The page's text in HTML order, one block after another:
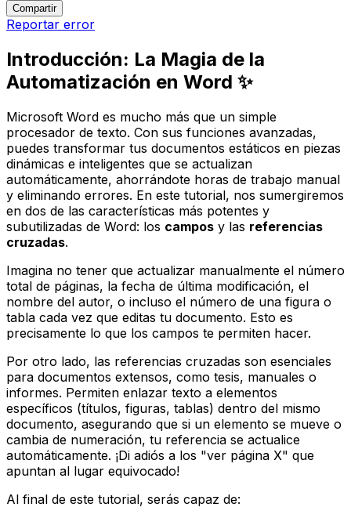
Compartir
Reportar error
Introducción: La Magia de la
Automatización en Word ✨
Microsoft Word es mucho más que un simple
procesador de texto. Con sus funciones avanzadas,
puedes transformar tus documentos estáticos en piezas
dinámicas e inteligentes que se actualizan
automáticamente, ahorrándote horas de trabajo manual
y eliminando errores. En este tutorial, nos sumergiremos
en dos de las características más potentes y
subutilizadas de Word: los campos y las referencias
cruzadas.
Imagina no tener que actualizar manualmente el número
total de páginas, la fecha de última modificación, el
nombre del autor, o incluso el número de una figura o
tabla cada vez que editas tu documento. Esto es
precisamente lo que los campos te permiten hacer.
Por otro lado, las referencias cruzadas son esenciales
para documentos extensos, como tesis, manuales o
informes. Permiten enlazar texto a elementos
específicos (títulos, figuras, tablas) dentro del mismo
documento, asegurando que si un elemento se mueve o
cambia de numeración, tu referencia se actualice
automáticamente. ¡Di adiós a los "ver página X" que
apuntan al lugar equivocado!
Al final de este tutorial, serás capaz de: